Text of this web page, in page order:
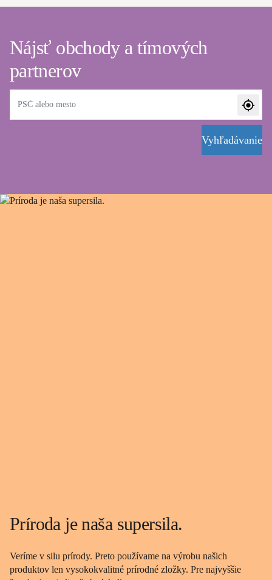
Nájsť obchody a tímových
partnerov
Vyhľadávanie
Príroda je naša supersila.
Veríme v silu prírody. Preto používame na výrobu našich
produktov len vysokokvalitné prírodné zložky. Pre najvyššie